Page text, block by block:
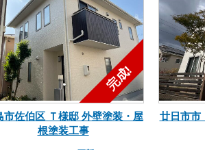
市佐伯区 Ｔ様邸 外壁塗装・屋
根塗装工事
廿日市市